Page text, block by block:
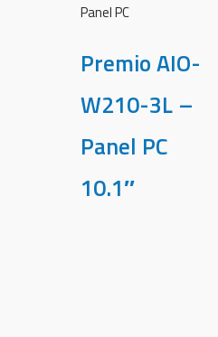
Panel PC
Premio AIO-
W210-3L –
Panel PC
10.1″